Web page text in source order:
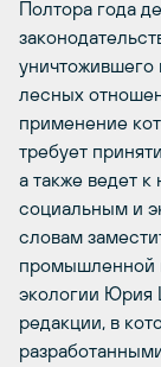
Полтора года
лесных
применение
требует
а также ведет
социальным и
словам
промышленной
экологии Юрия
редакции, в